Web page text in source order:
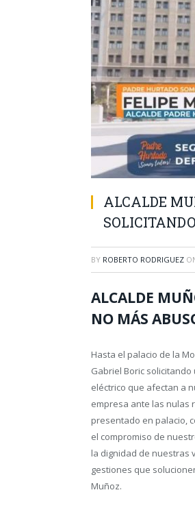
ALCALDE
BY ROBERTO RODRIGUEZ
ALCALDE
NO MÁS
Hasta el palacio de la
Gabriel Boric
eléctrico que afectan a
empresa ante las nulas
presentado en palacio,
el compromiso de
la dignidad de nuestras
gestiones que
Muñoz.